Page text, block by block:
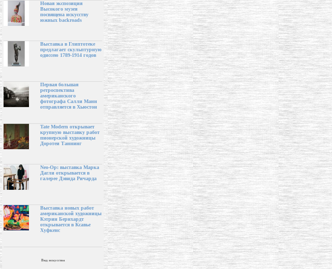
Новая экспозиция
Высокого музея
посвящена искусству
южных backroads
Выставка в Глиптотеке
предлагает скульптурную
одиссею 1789-1914 годов
Первая большая
ретроспектива
американского
фотографа Салли Манн
отправляется в Хьюстон
Tate Modern открывает
крупную выставку работ
пионерской художницы
Доротеи Таннинг
Neo-Op: выставка Марка
Дагли открывается в
галерее Дэвида Ричарда
Выставка новых работ
американской художницы
Кэтрин Бернхардт
открывается в Ксавье
Хуфкенс
Вид искусства